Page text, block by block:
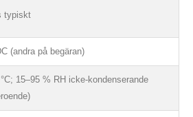
typiskt
(andra på begäran)
15–95 % RH icke-kondenserande